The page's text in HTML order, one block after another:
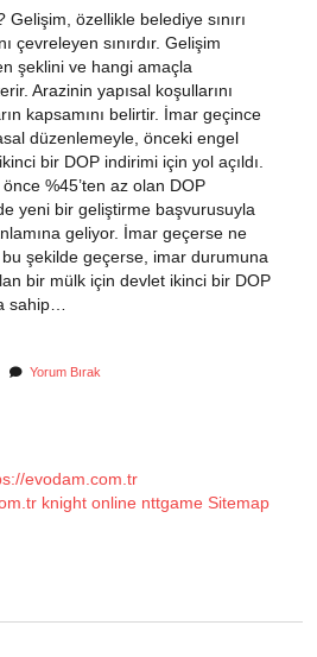
özellikle belediye sınırı
çevreleyen sınırdır. Gelişim
şeklini ve hangi amaçla
Arazinin yapısal koşullarını
kapsamını belirtir. İmar geçince
düzenlemeyle, önceki engel
bir DOP indirimi için yol açıldı.
%45’ten az olan DOP
yeni bir geliştirme başvurusuyla
geliyor. İmar geçerse ne
şekilde geçerse, imar durumuna
bir mülk için devlet ikinci bir DOP
sahip…
Yorum Bırak
evodam.com.tr
knight online nttgame Sitemap